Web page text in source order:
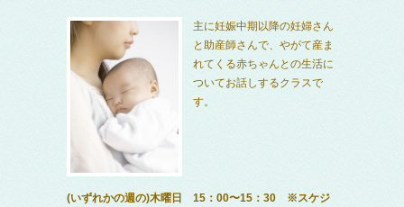
主に妊娠中期以降の妊婦さん
と助産師さんで、やがて産ま
れてくる赤ちゃんとの生活に
ついてお話しするクラスで
す。
(いずれかの週の)木曜日 15：00〜15：30 ※スケジ